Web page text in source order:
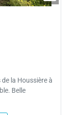
la Houssière à
Belle